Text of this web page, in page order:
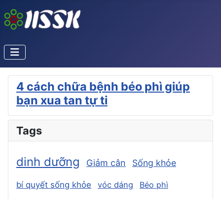
4 cách chữa bệnh béo phì giúp
bạn xua tan tự ti
Tags
dinh dưỡng Giảm cân Sống khỏe
bí quyết sống khỏe vóc dáng Béo phì